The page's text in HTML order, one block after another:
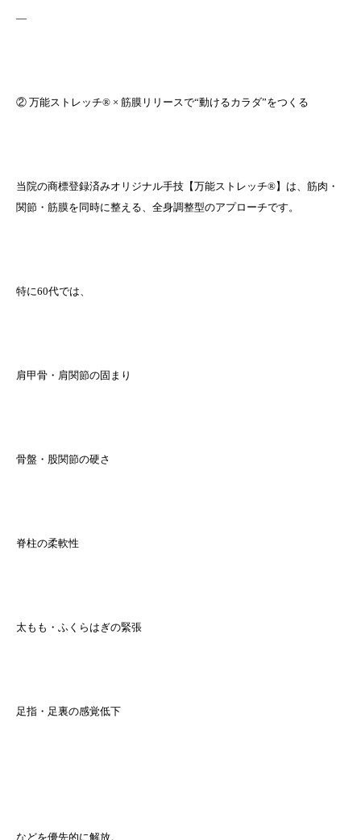
—
② 万能ストレッチ® × 筋膜リリースで“動けるカラダ”をつくる
当院の商標登録済みオリジナル手技【万能ストレッチ®】は、筋肉・
関節・筋膜を同時に整える、全身調整型のアプローチです。
特に60代では、
肩甲骨・肩関節の固まり
骨盤・股関節の硬さ
脊柱の柔軟性
太もも・ふくらはぎの緊張
足指・足裏の感覚低下
などを優先的に解放。